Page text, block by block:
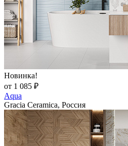
Новинка!
от 1 085 ₽
Aqua
Gracia Ceramica, Россия